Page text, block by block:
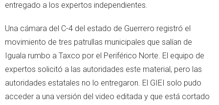
entregado a los expertos independientes.
Una cámara del C-4 del estado de Guerrero registró el
movimiento de tres patrullas municipales que salían de
Iguala rumbo a Taxco por el Periférico Norte. El equipo de
expertos solicitó a las autoridades este material, pero las
autoridades estatales no lo entregaron. El GIEI solo pudo
acceder a una versión del video editada y que está cortado